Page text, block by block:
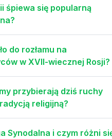
śpiewa się popularną
do rozłamu na
w XVII-wiecznej Rosji?
przybierają dziś ruchy
religijną?
Synodalna i czym różni